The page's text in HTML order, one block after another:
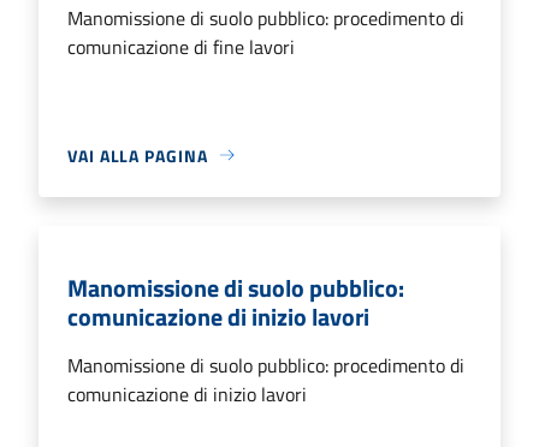
Manomissione di suolo pubblico: procedimento di
comunicazione di fine lavori
VAI ALLA PAGINA
Manomissione di suolo pubblico:
comunicazione di inizio lavori
Manomissione di suolo pubblico: procedimento di
comunicazione di inizio lavori